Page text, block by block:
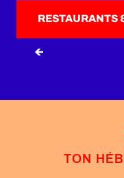
RESTAURANTS
TON